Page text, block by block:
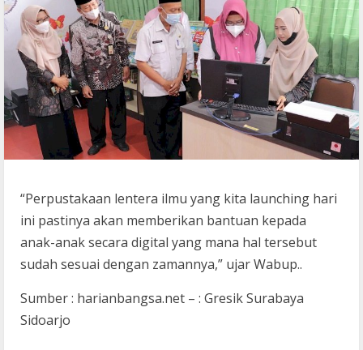
“Perpustakaan lentera ilmu yang kita launching hari
ini pastinya akan memberikan bantuan kepada
anak-anak secara digital yang mana hal tersebut
sudah sesuai dengan zamannya,” ujar Wabup..
Sumber : harianbangsa.net – : Gresik Surabaya
Sidoarjo